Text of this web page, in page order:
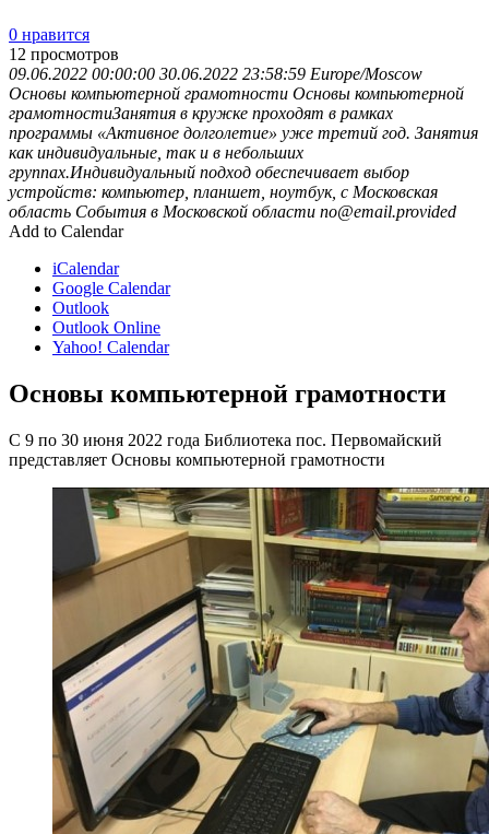
0 нравится
12 просмотров
09.06.2022 00:00:00 30.06.2022 23:58:59 Europe/Moscow
Основы компьютерной грамотности Основы компьютерной
грамотностиЗанятия в кружке проходят в рамках
программы «Активное долголетие» уже третий год. Занятия
как индивидуальные, так и в небольших
группах.Индивидуальный подход обеспечивает выбор
устройств: компьютер, планшет, ноутбук, с Московская
область События в Московской области no@email.provided
Add to Calendar
iCalendar
Google Calendar
Outlook
Outlook Online
Yahoo! Calendar
Основы компьютерной грамотности
С 9 по 30 июня 2022 года Библиотека пос. Первомайский
представляет Основы компьютерной грамотности